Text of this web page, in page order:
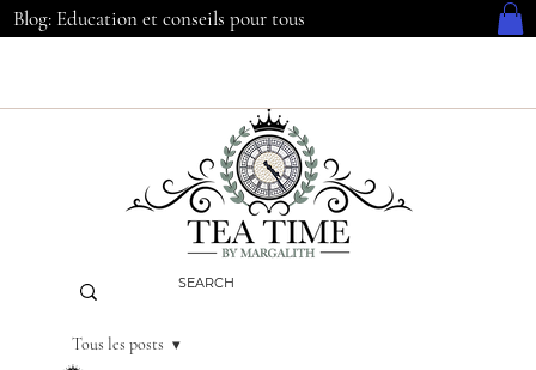
Blog: Education et conseils pour tous
Tous les posts